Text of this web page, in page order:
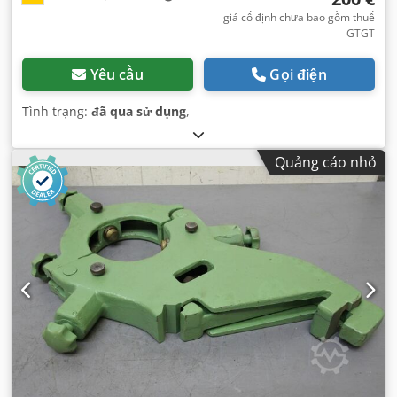
giá cố định chưa bao gồm thuế
GTGT
Yêu cầu Gọi điện
Tình trạng: đã qua sử dụng,
Quảng cáo nhỏ